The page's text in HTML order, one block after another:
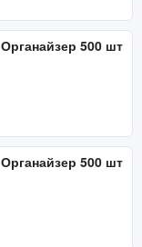
500 шт
500 шт